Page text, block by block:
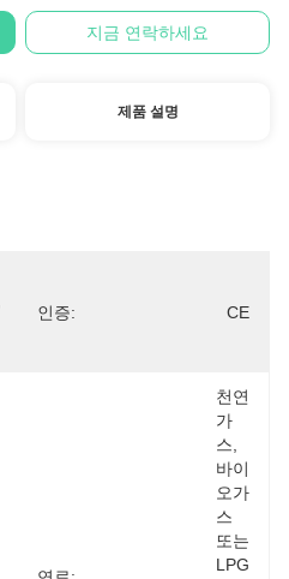
지금 연락하세요
제품 설명
인증: CE
천연
가
스,
바이
오가
스
또는
LPG